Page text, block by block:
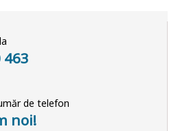
463
de telefon
noi!